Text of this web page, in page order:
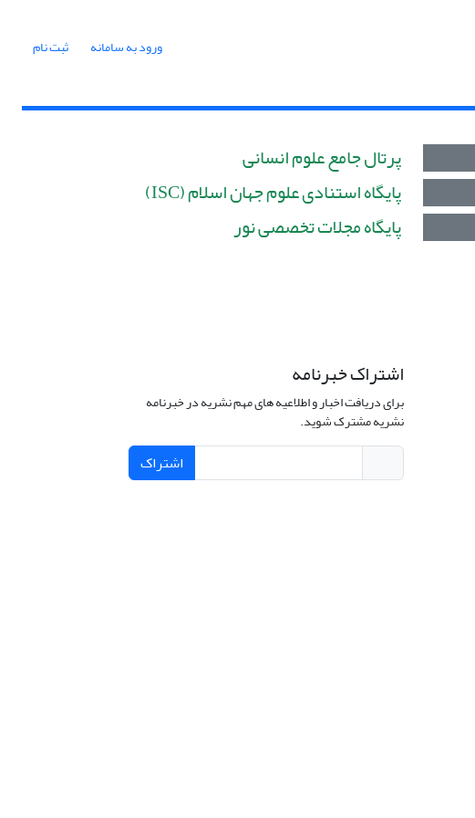
ورود به سامانه ثبت نام
پرتال جامع علوم انسانی
پایگاه استنادی علوم جهان اسلام (ISC)
پایگاه مجلات تخصصی نور
اشتراک خبرنامه
برای دریافت اخبار و اطلاعیه های مهم نشریه در خبرنامه
نشریه مشترک شوید.
اشتراک